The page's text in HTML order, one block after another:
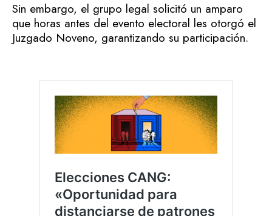
Sin embargo, el grupo legal solicitó un amparo
que horas antes del evento electoral les otorgó el
Juzgado Noveno, garantizando su participación.